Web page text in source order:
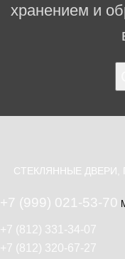
хранением и
СТЕКЛЯННЫЕ ДВЕРИ,
+7 (999) 021-53-70
+7 (812) 331-34-07
+7 (812) 320-67-27